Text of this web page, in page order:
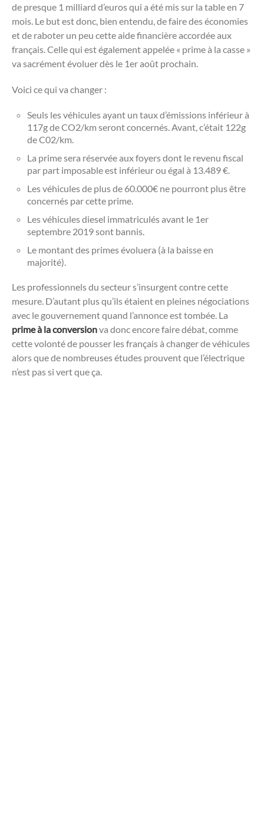
de presque 1 milliard d’euros qui a été mis sur la table en 7
mois. Le but est donc, bien entendu, de faire des économies
et de raboter un peu cette aide financière accordée aux
français. Celle qui est également appelée « prime à la casse »
va sacrément évoluer dès le 1er août prochain.
Voici ce qui va changer :
Seuls les véhicules ayant un taux d’émissions inférieur à
117g de CO2/km seront concernés. Avant, c’était 122g
de C02/km.
La prime sera réservée aux foyers dont le revenu fiscal
par part imposable est inférieur ou égal à 13.489 €.
Les véhicules de plus de 60.000€ ne pourront plus être
concernés par cette prime.
Les véhicules diesel immatriculés avant le 1er
septembre 2019 sont bannis.
Le montant des primes évoluera (à la baisse en
majorité).
Les professionnels du secteur s’insurgent contre cette
mesure. D’autant plus qu’ils étaient en pleines négociations
avec le gouvernement quand l’annonce est tombée. La
prime à la conversionva donc encore faire débat, comme
cette volonté de pousser les français à changer de véhicules
alors que de nombreuses études prouvent que l’électrique
n’est pas si vert que ça.